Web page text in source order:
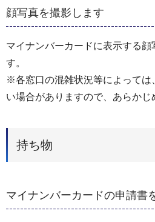
顔写真を撮影します
マイナンバーカードに表示する顔
す。
※各窓口の混雑状況等によっては
い場合がありますので、あらかじ
持ち物
マイナンバーカードの申請書